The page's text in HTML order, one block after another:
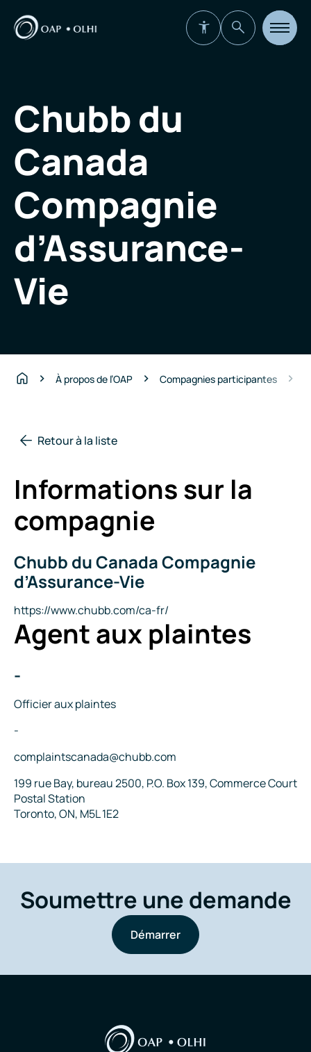
Ouvrir
la
Chubb du
Canada
Compagnie
d’Assurance-
Vie
À propos de l’OAP Compagnies participantes
Retour à la liste
Informations sur la
compagnie
Nom
de
la
compagnie
Chubb du Canada Compagnie
d’Assurance-Vie
Site
Internet
https://www.chubb.com/ca-fr/
Agent aux plaintes
Nom
-
Titre
Officier aux plaintes
Téléphone
-
Courriel
complaintscanada@chubb.com
Adresse
199 rue Bay, bureau 2500, P.O. Box 139, Commerce Court
Postal Station
Toronto, ON, M5L 1E2
Soumettre une demande
Démarrer